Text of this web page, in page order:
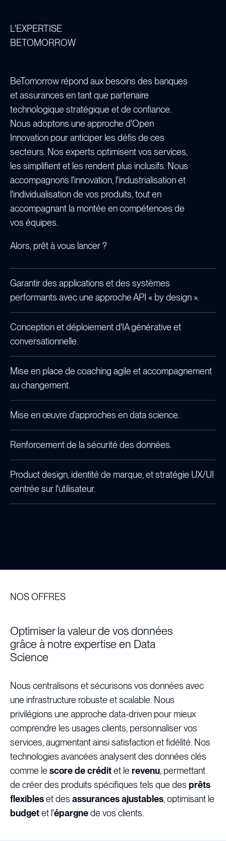
L'EXPERTISE
BETOMORROW
BeTomorrow répond aux besoins des banques
et assurances en tant que partenaire
technologique stratégique et de confiance.
Nous adoptons une approche d'Open
Innovation pour anticiper les défis de ces
secteurs. Nos experts optimisent vos services,
les simplifient et les rendent plus inclusifs. Nous
accompagnons l'innovation, l'industrialisation et
l'individualisation de vos produits, tout en
accompagnant la montée en compétences de
vos équipes.
Alors, prêt à vous lancer ?
Garantir des applications et des systèmes
performants avec une approche API « by design ».
Conception et déploiement d'IA générative et
conversationnelle.
Mise en place de coaching agile et accompagnement
au changement.
Mise en œuvre d'approches en data science.
Renforcement de la sécurité des données.
Product design, identité de marque, et stratégie UX/UI
centrée sur l'utilisateur.
NOS OFFRES
Optimiser la valeur de vos données
grâce à notre expertise en Data
Science
Nous centralisons et sécurisons vos données avec
une infrastructure robuste et scalable. Nous
privilégions une approche data-driven pour mieux
comprendre les usages clients, personnaliser vos
services, augmentant ainsi satisfaction et fidélité. Nos
technologies avancées analysent des données clés
comme lescore de créditet lerevenu, permettant
de créer des produits spécifiques tels que des prêts
flexibleset des assurances ajustables, optimisant le
budgetet l'épargnede vos clients.